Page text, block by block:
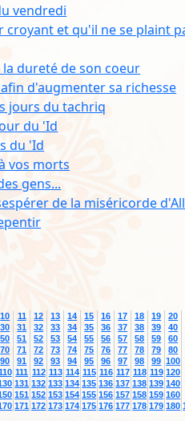
vendredi
croyant et qu'il ne se plaint
dureté de son coeur
d'augmenter sa richesse
jours du tachriq
du 'Id
du 'Id
vos morts
gens...
de la miséricorde
10 11 12 13 14 15 16 17 18 19
20
30 31 32 33 34 35 36 37 38 39
40
50 51 52 53 54 55 56 57 58 59
60
70 71 72 73 74 75 76 77 78 79
80
90 91 92 93 94 95 96 97 98 99 100
111 112 113 114 115 116 117 118 119 120
131 132 133 134 135 136 137 138 139 140
151 152 153 154 155 156 157 158 159 160
171 172 173 174 175 176 177 178 179 180